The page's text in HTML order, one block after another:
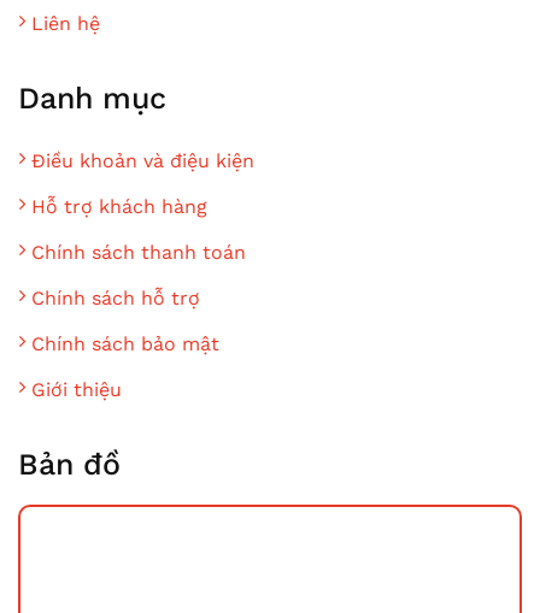
Liên hệ
Danh mục
Điều khoản và điệu kiện
Hỗ trợ khách hàng
Chính sách thanh toán
Chính sách hỗ trợ
Chính sách bảo mật
Giới thiệu
Bản đồ